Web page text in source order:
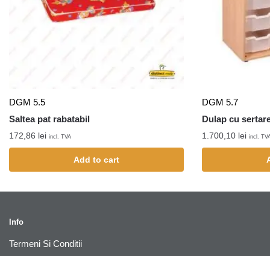
DGM 5.5
Saltea pat rabatabil
172,86 lei incl. TVA
Add to cart
DGM 5.7
Dulap cu
1.700,10 lei incl.
Info
Termeni Si Conditii